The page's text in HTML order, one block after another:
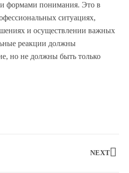
формами понимания. Это в
ситуациях,
и осуществлении важных
реакции должны
но не должны быть только
NEXT